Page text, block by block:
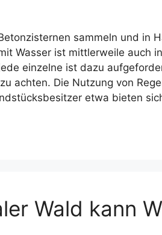
sammeln und in
Wasser ist mittlerweile auch
einzelne ist dazu
achten. Die Nutzung von
etwa bieten
Wald kann